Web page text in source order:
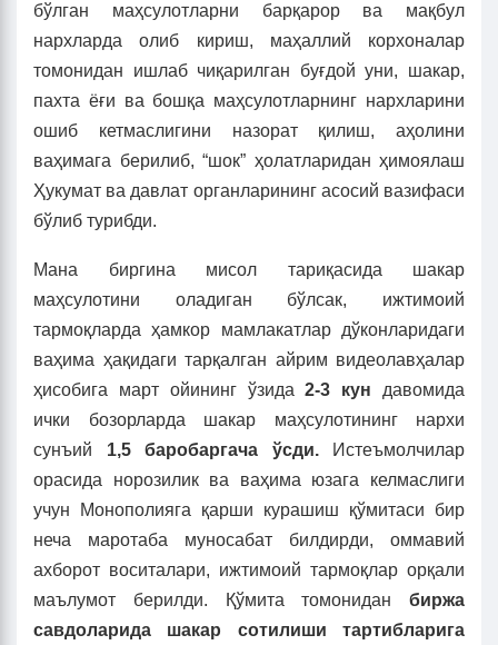
бўлган маҳсулотларни барқарор ва мақбул
нархларда олиб кириш, маҳаллий корхоналар
томонидан ишлаб чиқарилган буғдой уни, шакар,
пахта ёғи ва бошқа маҳсулотларнинг нархларини
ошиб кетмаслигини назорат қилиш, аҳолини
ваҳимага берилиб, “шок” ҳолатларидан ҳимоялаш
Ҳукумат ва давлат органларининг асосий вазифаси
бўлиб турибди.
Мана биргина мисол тариқасида шакар
маҳсулотини оладиган бўлсак, ижтимоий
тармоқларда ҳамкор мамлакатлар дўконларидаги
ваҳима ҳақидаги тарқалган айрим видеолавҳалар
ҳисобига март ойининг ўзида2-3 кун давомида
ички бозорларда шакар маҳсулотининг нархи
сунъий 1,5 баробаргача ўсди.Истеъмолчилар
орасида норозилик ва ваҳима юзага келмаслиги
учун Монополияга қарши курашиш қўмитаси бир
неча маротаба муносабат билдирди, оммавий
ахборот воситалари, ижтимоий тармоқлар орқали
маълумот берилди. Қўмита томонидан биржа
савдоларида шакар сотилиши тартибларига